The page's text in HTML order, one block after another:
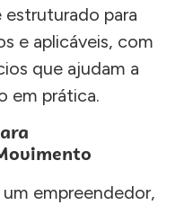
estruturado para
e aplicáveis, com
que ajudam a
em prática.
empreendedor,